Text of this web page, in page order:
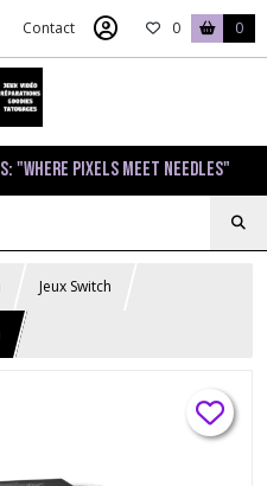
Contact 0 0
"Where pixels meet needles"
Jeux Switch